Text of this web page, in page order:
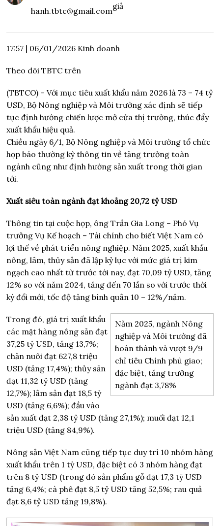
hanh.tbtc@gmail.comgiả
17:57 | 06/01/2026 Kinh doanh
Theo dõi TBTC trên
(TBTCO) –Với mục tiêu xuất khẩu năm 2026 là 73 – 74 tỷ
USD, Bộ Nông nghiệp và Môi trường xác định sẽ tiếp
tục định hướng chiến lược mở cửa thị trường, thúc đẩy
xuất khẩu hiệu quả.
Chiều ngày 6/1, Bộ Nông nghiệp và Môi trường tổ chức
họp báo thường kỳ thông tin về tăng trưởng toàn
ngành cũng như định hướng sản xuất trong thời gian
tới.
Xuất siêu toàn ngành đạt khoảng 20,72 tỷ USD
Thông tin tại cuộc họp, ông Trần Gia Long – Phó Vụ
trưởng Vụ Kế hoạch – Tài chính cho biết Việt Nam có
lợi thế về phát triển nông nghiệp. Năm 2025, xuất khẩu
nông, lâm, thủy sản đã lập kỷ lục với mức giá trị kim
ngạch cao nhất từ trước tới nay, đạt 70,09 tỷ USD, tăng
12% so với năm 2024, tăng đến 70 lần so với trước thời
kỳ đổi mới, tốc độ tăng bình quân 10 – 12%/năm.
Năm 2025, ngành Nông
nghiệp và Môi trường đã
hoàn thành và vượt 9/9
chỉ tiêu Chính phủ giao;
đặc biệt, tăng trưởng
ngành đạt 3,78%
Trong đó, giá trị xuất khẩu
các mặt hàng nông sản đạt
37,25 tỷ USD, tăng 13,7%;
chăn nuôi đạt 627,8 triệu
USD (tăng 17,4%); thủy sản
đạt 11,32 tỷ USD (tăng
12,7%); lâm sản đạt 18,5 tỷ
USD (tăng 6,6%); đầu vào
sản xuất đạt 2,38 tỷ USD (tăng 27,1%); muối đạt 12,1
triệu USD (tăng 84,9%).
Nông sản Việt Nam cũng tiếp tục duy trì 10 nhóm hàng
xuất khẩu trên 1 tỷ USD, đặc biệt có 3 nhóm hàng đạt
trên 8 tỷ USD (trong đó sản phẩm gỗ đạt 17,3 tỷ USD
tăng 6,4%; cà phê đạt 8,5 tỷ USD tăng 52,5%; rau quả
đạt 8,6 tỷ USD tăng 19,8%).